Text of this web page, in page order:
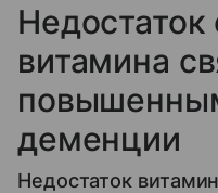
Недостаток
витамина
деменции
Недостаток